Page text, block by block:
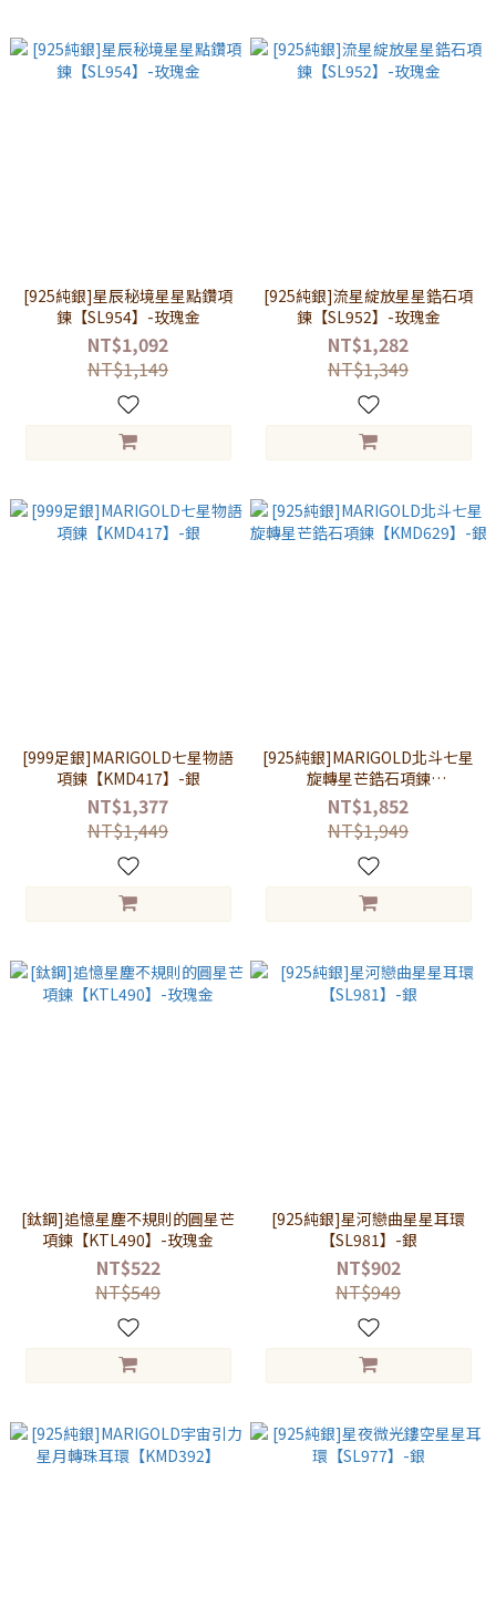
[925純銀]星辰秘境星星點鑽項
鍊【SL954】-玫瑰金
NT$1,092
NT$1,149
[925純銀]流星綻放星星鋯石項
鍊【SL952】-玫瑰金
NT$1,282
NT$1,349
[999足銀]MARIGOLD七星物語
項鍊【KMD417】-銀
NT$1,377
NT$1,449
[925純銀]MARIGOLD北斗七星
旋轉星芒鋯石項鍊
【KMD629】-銀
NT$1,852
NT$1,949
[鈦鋼]追憶星塵不規則的圓星芒
項鍊【KTL490】-玫瑰金
NT$522
NT$549
[925純銀]星河戀曲星星耳環
【SL981】-銀
NT$902
NT$949